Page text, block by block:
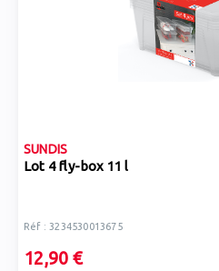
SUNDIS
Lot 4 fly-box 11 l
Réf : 3234530013675
12,90 €